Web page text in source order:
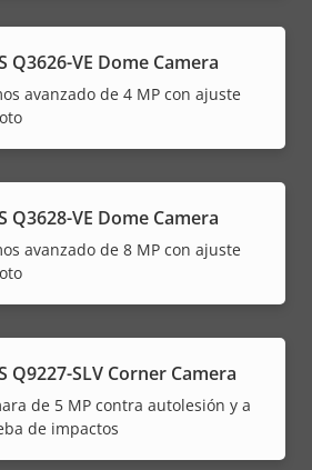
Q3626-VE Dome Camera
avanzado de 4 MP con ajuste
Q3628-VE Dome Camera
avanzado de 8 MP con ajuste
Q9227-SLV Corner Camera
de 5 MP contra autolesión y a
de impactos